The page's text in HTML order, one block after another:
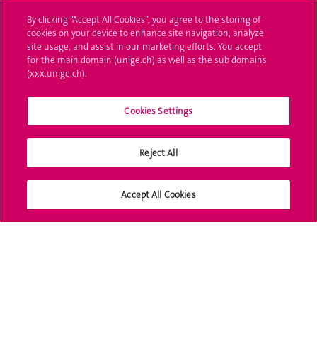
UNIGE Mobile
Médias
Offres d'emploi
Bibliothèque
Médias sociaux UNIGE
By clicking “Accept All Cookies”, you agree to the storing of
cookies on your device to enhance site navigation, analyze
site usage, and assist in our marketing efforts. You accept
for the main domain (unige.ch) as well as the sub domains
(xxx.unige.ch).
Cookies Settings
Reject All
Accept All Cookies